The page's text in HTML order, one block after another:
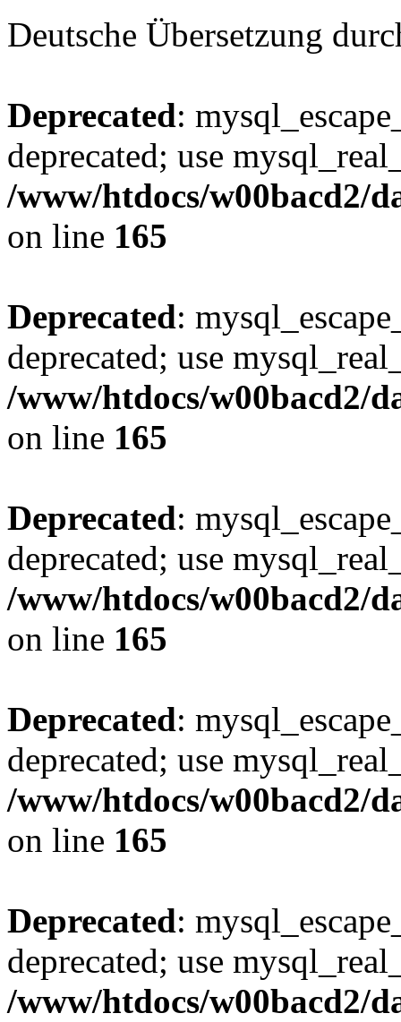
Deutsche Übersetzung
Deprecated:
deprecated; use
/www/htdocs/w00bacd2/
on line 165
Deprecated:
deprecated; use
/www/htdocs/w00bacd2/
on line 165
Deprecated:
deprecated; use
/www/htdocs/w00bacd2/
on line 165
Deprecated:
deprecated; use
/www/htdocs/w00bacd2/
on line 165
Deprecated:
deprecated; use
/www/htdocs/w00bacd2/